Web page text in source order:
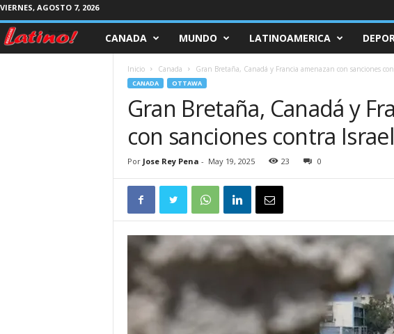
VIERNES, AGOSTO 7, 2026
CANADA MUNDO LATINOAMERICA
Inicio Canada Gran Bretaña, Canadá y Francia amenazan con sanciones
CANADA OTTAWA
Gran Bretaña, Canadá y
con sanciones contra
Por Jose Rey Pena - May 19, 2025 23 0